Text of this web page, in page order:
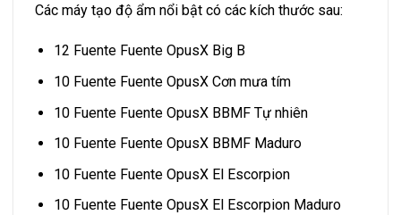
Các máy tạo độ ẩm nổi bật có các kích thước sau:
12 Fuente Fuente OpusX Big B
10 Fuente Fuente OpusX Cơn mưa tím
10 Fuente Fuente OpusX BBMF Tự nhiên
10 Fuente Fuente OpusX BBMF Maduro
10 Fuente Fuente OpusX El Escorpion
10 Fuente Fuente OpusX El Escorpion Maduro